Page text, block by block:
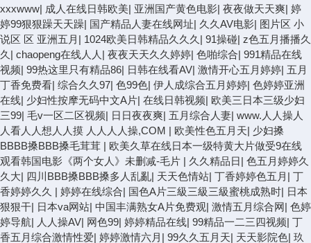
xxxwww| 成人在线日韩欧美| 亚洲国产黄色电影| 夜夜做天天爽| 婷
婷99狠狠躁天天躁| 国产精品人妻在线网址| 久久AV电影| 图片区 小
说区 区 亚洲五月 | 1024欧美日韩精品久久久 | 91操碰| z色五月播播久
久 | chaopeng在线人人 | 夜夜天天久久婷婷| 色啪综合| 991精品在线
视频| 99热这里只有精品86| 日韩在线看AV| 激情开心五月婷婷| 五月
丁香免费看| 综合久久97| 色99色| 伊人成综合五月婷婷| 色婷婷亚洲
在线| 少妇性按摩无码中文A片| 在线日韩视频| 欧美三日本三级少妇
三99| 毛v一区二区视频| 日日夜夜爽| 五月综合人妻| www.人人操人
人看人人想人人摸 人人人人操,COM | 欧美性色五月天| 少妇搡
BBBB搡BBB搡毛茸茸 | 欧美久草在线日本一级特黄大片做受9在线
观看韩国电影《两个女人》未删减-毛片 | 久久精品日| 色五月婷婷久
久大| 四川BBB搡BBB搡多人乱亂| 天天色情站| 丁香婷婷色五月 | 丁
香婷婷久久 | 婷婷在线综合| 国色A片三級三級三級蜜桃成熟时| 日本
狠狠干| 日本va网站| 中国丰满熟女A片免费观| 激情五月综合网| 色婷
婷导航| 人人操AV| 网色99| 婷婷精品在线| 99精品一二三四视频| 丁
香五月综合激情性爱| 婷婷激情六月 | 99久久五月天| 天天影院色| 玖